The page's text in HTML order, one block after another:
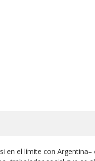
en el límite con Argentina–